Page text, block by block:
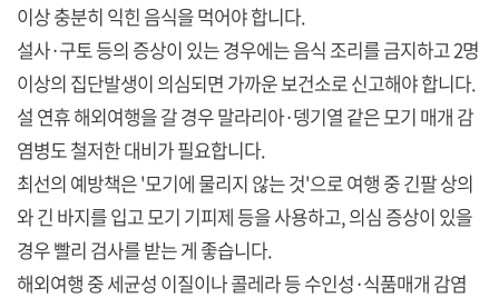
이상 충분히 익힌 음식을 먹어야 합니다.
설사·구토 등의 증상이 있는 경우에는 음식 조리를 금지하고 2명
이상의 집단발생이 의심되면 가까운 보건소로 신고해야 합니다.
설 연휴 해외여행을 갈 경우 말라리아·뎅기열 같은 모기 매개 감
염병도 철저한 대비가 필요합니다.
최선의 예방책은 '모기에 물리지 않는 것'으로 여행 중 긴팔 상의
와 긴 바지를 입고 모기 기피제 등을 사용하고, 의심 증상이 있을
경우 빨리 검사를 받는 게 좋습니다.
해외여행 중 세균성 이질이나 콜레라 등 수인성·식품매개 감염